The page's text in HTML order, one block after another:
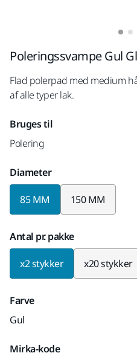
Poleringssvampe Gul
Flad polerpad med medium
af alle typer lak.
Bruges til
Polering
Diameter
85 MM 150 MM
Antal pr. pakke
x2 stykker x20 stykker
Farve
Gul
Mirka-kode